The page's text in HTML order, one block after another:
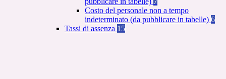
Costo del personale non a tempo
indeterminato (da pubblicare in tabelle) 6
Tassi di assenza 15